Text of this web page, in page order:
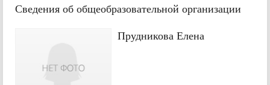
Сведения об общеобразовательной организации
Прудникова Елена